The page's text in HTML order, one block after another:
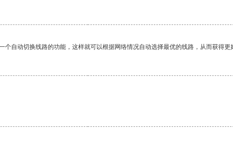
自动切换线路的功能，这样就可以根据网络情况自动选择最优的线路，从而获得更